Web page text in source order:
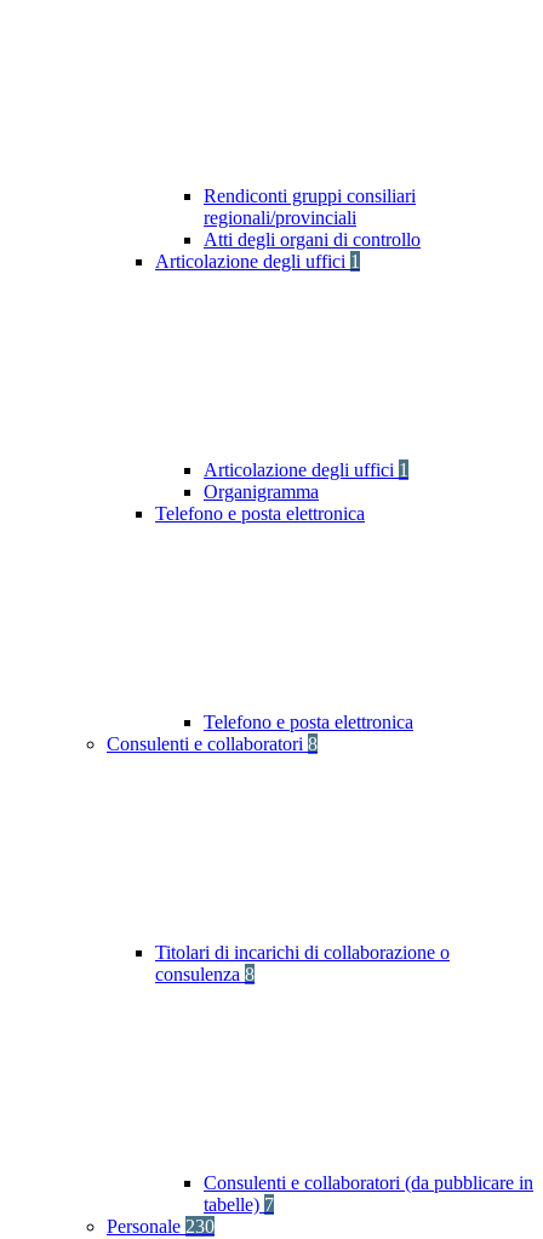
Rendiconti gruppi consiliari
regionali/provinciali
Atti degli organi di controllo
Articolazione degli uffici 1
Articolazione degli uffici 1
Organigramma
Telefono e posta elettronica
Telefono e posta elettronica
Consulenti e collaboratori 8
Titolari di incarichi di collaborazione o
consulenza 8
Consulenti e collaboratori (da pubblicare in
tabelle) 7
Personale 230